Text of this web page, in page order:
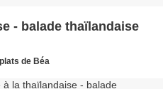
- balade thaïlandaise
de Béa